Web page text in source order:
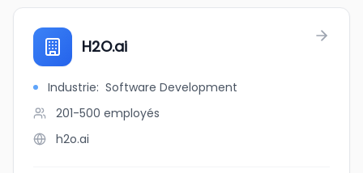
H2O.ai
Industrie: Software Development
201-500 employés
h2o.ai